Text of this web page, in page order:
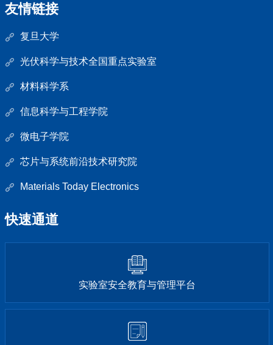
友情链接
复旦大学
光伏科学与技术全国重点实验室
材料科学系
信息科学与工程学院
微电子学院
芯片与系统前沿技术研究院
Materials Today Electronics
快速通道
实验室安全教育与管理平台